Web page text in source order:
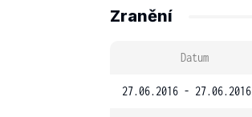
Zranění
Datum
27.06.2016 - 27.06.2016